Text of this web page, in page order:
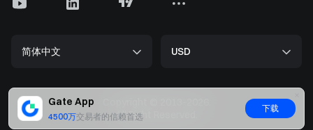
Gate App
4500万交易者的信赖首选
下载
Cookie 政策
储备金
安全方案
GateToken (GT)
Alpha
Gate Pay
费率标准
上币申请
开发者中心（API）
官方验证渠道
以太坊 (ETH) 升级
大数据
简体中文 USD
All Right Reserved.